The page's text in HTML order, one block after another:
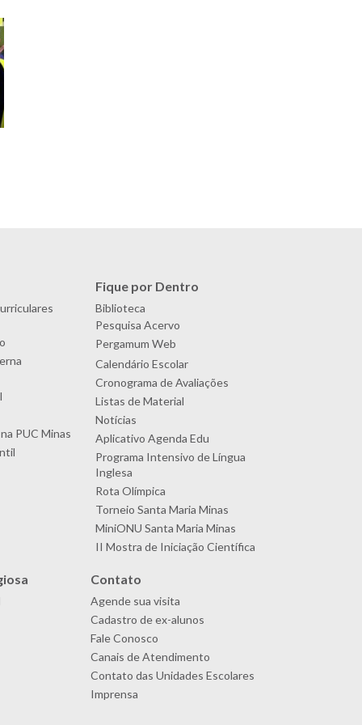
PUC Minas
Fique por Dentro
Biblioteca
Pesquisa Acervo
Pergamum Web
Calendário Escolar
Cronograma de Avaliações
Listas de Material
Notícias
Aplicativo Agenda Edu
Programa Intensivo de Língua
Inglesa
Rota Olímpica
Torneio Santa Maria Minas
MiniONU Santa Maria Minas
II Mostra de Iniciação Científica
Contato
Agende sua visita
Cadastro de ex-alunos
Fale Conosco
Canais de Atendimento
Contato das Unidades Escolares
Imprensa